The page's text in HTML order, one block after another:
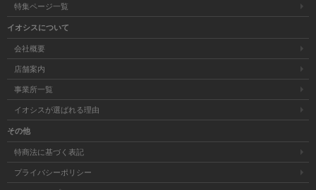
特集ページ一覧
イオシスについて
会社概要
店舗案内
事業所一覧
イオシスが選ばれる理由
その他
特商法に基づく表記
プライバシーポリシー